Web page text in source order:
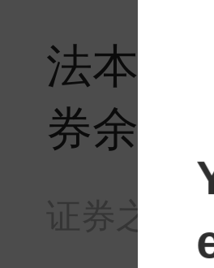
法本信
券余额